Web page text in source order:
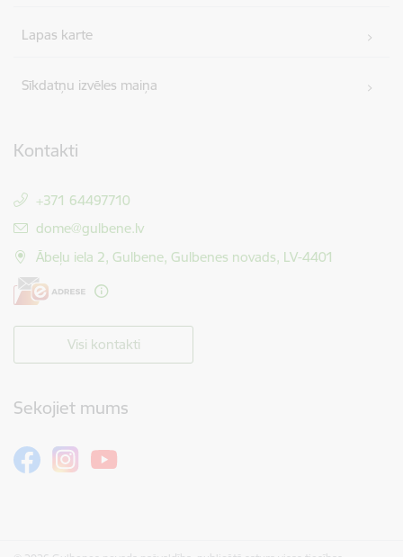
Lapas karte
Sīkdatņu izvēles maiņa
Kontakti
+371 64497710
E-pasts:
dome@gulbene.lv
Ābeļu iela 2, Gulbene, Gulbenes novads, LV-4401
Visi kontakti
Sekojiet mums